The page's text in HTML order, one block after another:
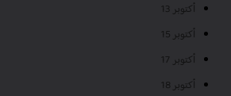
أكتوبر 13
أكتوبر 15
أكتوبر 17
أكتوبر 18